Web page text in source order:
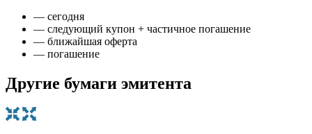
— сегодня
— следующий купон + частичное погашение
— ближайшая оферта
— погашение
Другие бумаги эмитента